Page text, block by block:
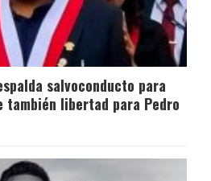
salvoconducto para
también libertad para Pedro